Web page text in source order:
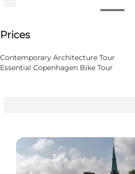
Prices
Contemporary Architecture Tour
Essential Copenhagen Bike Tour